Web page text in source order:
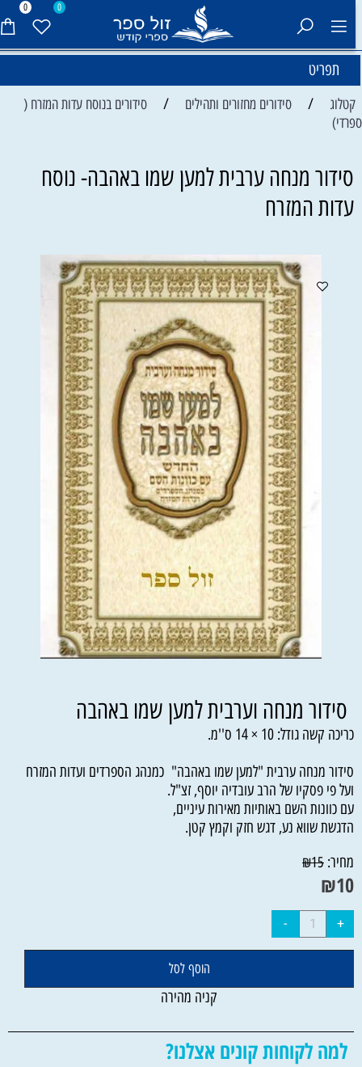
0 0
תפריט
קטלוג / סידורים מחזורים ותהילים /
סידורים בנוסח עדות המזרח (
סידור מנחה ערבית למען שמו באהבה- נוסח
עדות המזרח
סידור מנחה וערבית למען שמו באהבה
כריכה קשה גודל: 10 × 14 ס''מ.
סידור מנחה ערבית "למען שמו באהבה" כמנהג הספרדים ועדות המזרח
ועל פי פסקיו של הרב עובדיה יוסף, זצ"ל.
עם כוונות השם באותיות מאירות עיניים,
הדגשת שווא נע, דגש חזק וקמץ קטן.
מחיר:
₪15
₪10
הוסף לסל
קניה מהירה
למה לקוחות קונים אצלנו?